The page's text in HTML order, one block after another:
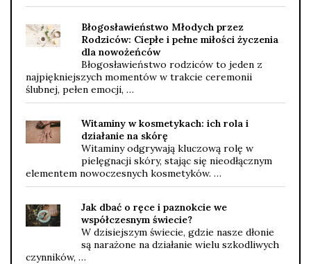
Błogosławieństwo Młodych przez
Rodziców: Ciepłe i pełne miłości życzenia
dla nowożeńców
Błogosławieństwo rodziców to jeden z
najpiękniejszych momentów w trakcie ceremonii
ślubnej, pełen emocji, …
Witaminy w kosmetykach: ich rola i
działanie na skórę
Witaminy odgrywają kluczową rolę w
pielęgnacji skóry, stając się nieodłącznym
elementem nowoczesnych kosmetyków. …
Jak dbać o ręce i paznokcie we
współczesnym świecie?
W dzisiejszym świecie, gdzie nasze dłonie
są narażone na działanie wielu szkodliwych
czynników, …